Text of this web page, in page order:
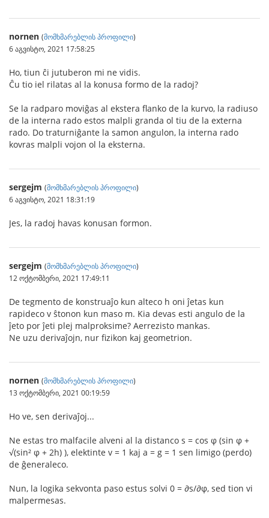
nornen (მომხმარებლის პროფილი)
6 აგვისტო, 2021 17:58:25
Ho, tiun ĉi jutuberon mi ne vidis.
Ĉu tio iel rilatas al la konusa formo de la radoj?
Se la radparo moviĝas al ekstera flanko de la kurvo, la radiuso
de la interna rado estos malpli granda ol tiu de la externa
rado. Do traturniĝante la samon angulon, la interna rado
kovras malpli vojon ol la eksterna.
sergejm (მომხმარებლის პროფილი)
6 აგვისტო, 2021 18:31:19
Jes, la radoj havas konusan formon.
sergejm (მომხმარებლის პროფილი)
12 ოქტომბერი, 2021 17:49:11
De tegmento de konstruaĵo kun alteco h oni ĵetas kun
rapideco v ŝtonon kun maso m. Kia devas esti angulo de la
ĵeto por ĵeti plej malproksime? Aerrezisto mankas.
Ne uzu derivaĵojn, nur fizikon kaj geometrion.
nornen (მომხმარებლის პროფილი)
13 ოქტომბერი, 2021 00:19:59
Ho ve, sen derivaĵoj...
Ne estas tro malfacile alveni al la distanco s = cos φ (sin φ +
√(sin² φ + 2h) ), elektinte v = 1 kaj a = g = 1 sen limigo (perdo)
de ĝeneraleco.
Nun, la logika sekvonta paso estus solvi 0 = ∂s/∂φ, sed tion vi
malpermesas.